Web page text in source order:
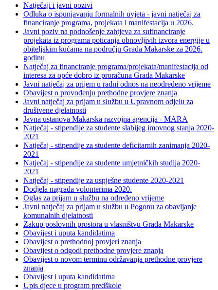
Natječaji i javni pozivi
Odluka o ispunjavanju formalnih uvjeta - javni natječaj za
financiranje programa, projekata i manifestacija u 2026.
Javni poziv na podnošenje zahtjeva za sufinanciranje
projekata iz programa poticanja obnovljivih izvora energije u
obiteljskim kućama na području Grada Makarske za 2026.
godinu
Natječaj za financiranje programa/projekata/manifestacija od
interesa za opće dobro iz proračuna Grada Makarske
Javni natječaj za prijem u radni odnos na neodređeno vrijeme
Obavijest o provođenju prethodne provjere znanja
Javni natječaj za prijam u službu u Upravnom odjelu za
društvene djelatnosti
Javna ustanova Makarska razvojna agencija - MARA
Natječaj - stipendije za studente slabijeg imovnog stanja 2020-
2021
Natječaj - stipendije za studente deficitarnih zanimanja 2020-
2021
Natječaj - stipendije za studente umjetničkih studija 2020-
2021
Natječaj - stipendije za uspješne studente 2020-2021
Dodjela nagrada volonterima 2020.
Oglas za prijam u službu na određeno vrijeme
Javni natječaj za prijam u službu u Pogonu za obavljanje
komunalnih djelatnosti
Zakup poslovnih prostora u vlasništvu Grada Makarske
Obavijest i uputa kandidatima
Obavijest o prethodnoj provjeri znanja
Obavijest o odgodi prethodne provjere znanja
Obavijest o novom terminu održavanja prethodne provjere
znanja
Obavijest i uputa kandidatima
Upis djece u program predškole